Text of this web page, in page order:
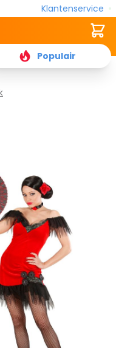
Klantenservice
Populair
Cart